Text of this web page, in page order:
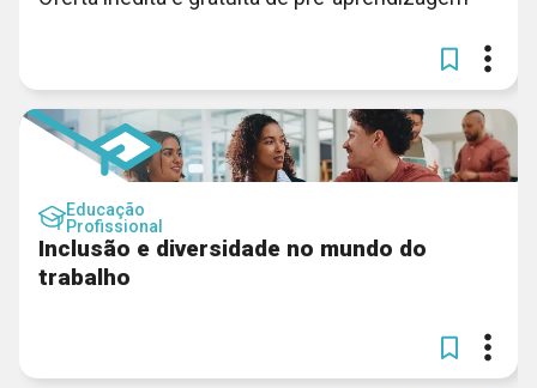
Educação
Profissional
Inclusão e diversidade no mundo do
trabalho